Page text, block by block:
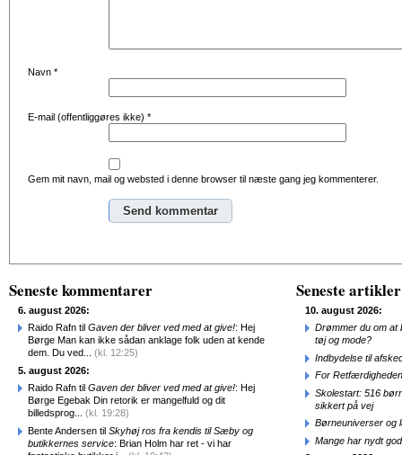
Navn *
E-mail (offentliggøres ikke) *
Gem mit navn, mail og websted i denne browser til næste gang jeg kommenterer.
Seneste kommentarer
6. august 2026:
Raido Rafn til Gaven der bliver ved med at give!: Hej
Børge Man kan ikke sådan anklage folk uden at kende
dem. Du ved... (kl. 12:25)
5. august 2026:
Raido Rafn til Gaven der bliver ved med at give!: Hej
Børge Egebak Din retorik er mangelfuld og dit
billedsprog... (kl. 19:28)
Bente Andersen til Skyhøj ros fra kendis til Sæby og
butikkernes service: Brian Holm har ret - vi har
Seneste artikler
10. august 2026:
Drømmer du om
tøj og mode?
Indbydelse til
For
Skolestart: 516
sikkert på vej
Børneuniverser og
Mange har nydt